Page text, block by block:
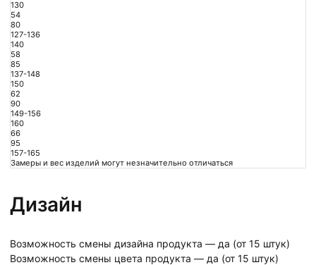
130
54
80
127-136
140
58
85
137-148
150
62
90
149-156
160
66
95
157-165
Замеры и вес изделий могут незначительно отличаться
Дизайн
Возможность смены дизайна продукта — да (от 15 штук)
Возможность смены цвета продукта — да (от 15 штук)